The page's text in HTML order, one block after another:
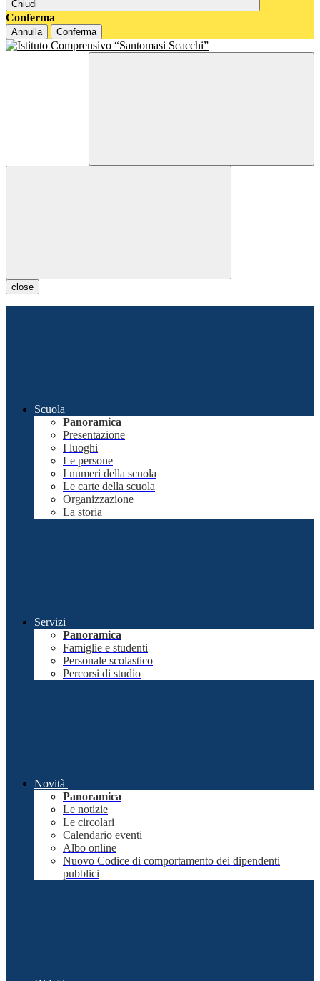
Chiudi
Conferma
Annulla Conferma
close
Scuola
Panoramica
Presentazione
I luoghi
Le persone
I numeri della scuola
Le carte della scuola
Organizzazione
La storia
Servizi
Panoramica
Famiglie e studenti
Personale scolastico
Percorsi di studio
Novità
Panoramica
Le notizie
Le circolari
Calendario eventi
Albo online
Nuovo Codice di comportamento dei dipendenti
pubblici